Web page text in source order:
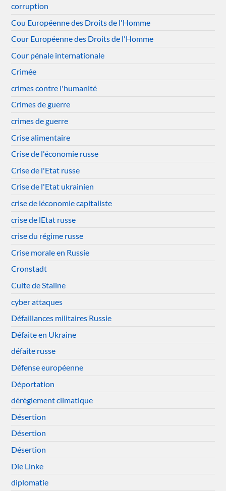
corruption
Cou Européenne des Droits de l'Homme
Cour Européenne des Droits de l'Homme
Cour pénale internationale
Crimée
crimes contre l'humanité
Crimes de guerre
crimes de guerre
Crise alimentaire
Crise de l'économie russe
Crise de l'Etat russe
Crise de l'Etat ukrainien
crise de léconomie capitaliste
crise de lEtat russe
crise du régime russe
Crise morale en Russie
Cronstadt
Culte de Staline
cyber attaques
Défaillances militaires Russie
Défaite en Ukraine
défaite russe
Défense européenne
Déportation
dérèglement climatique
Désertion
Désertion
Désertion
Die Linke
diplomatie